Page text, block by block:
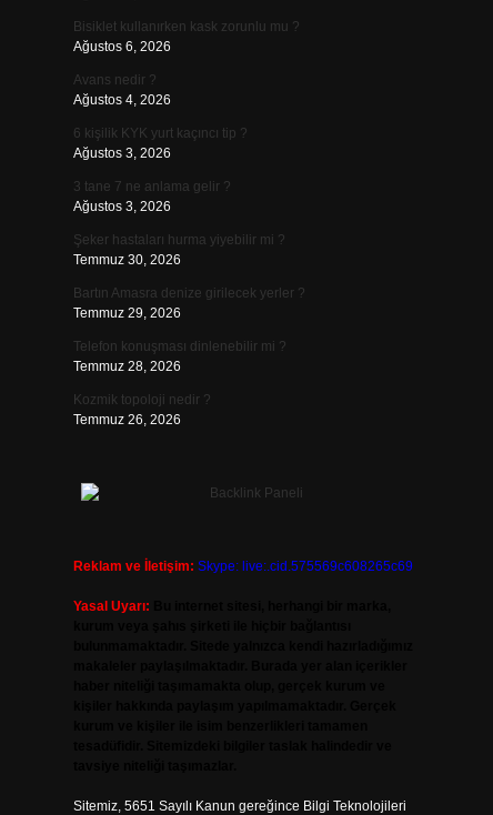
Bisiklet kullanırken kask zorunlu mu ?
Ağustos 6, 2026
Avans nedir ?
Ağustos 4, 2026
6 kişilik KYK yurt kaçıncı tip ?
Ağustos 3, 2026
3 tane 7 ne anlama gelir ?
Ağustos 3, 2026
Şeker hastaları hurma yiyebilir mi ?
Temmuz 30, 2026
Bartın Amasra denize girilecek yerler ?
Temmuz 29, 2026
Telefon konuşması dinlenebilir mi ?
Temmuz 28, 2026
Kozmik topoloji nedir ?
Temmuz 26, 2026
Reklam ve İletişim: Skype: live:.cid.575569c608265c69
Yasal Uyarı:
Sitemiz, 5651 Sayılı Kanun gereğince Bilgi Teknolojileri